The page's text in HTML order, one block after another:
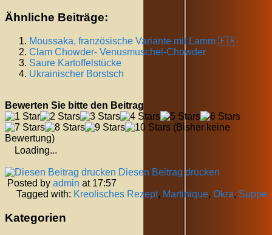
Ähnliche Beiträge:
Moussaka, französische Variante mit Lamm 🇫🇷
Clam Chowder- Venusmuschel-Chowder
Saure Kartoffelstücke
Ukrainischer Borstsch
Bewerten Sie bitte den Beitrag
(Bisher keine
Bewertung)
Loading...
Diesen Beitrag drucken
Posted by admin at 17:57
Tagged with: Kreolisches Rezept, Martinique, Okra, Suppe
Kategorien